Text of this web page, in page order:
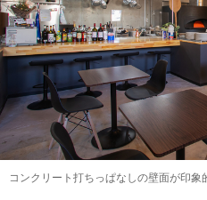
コンクリート打ちっぱなしの壁面が印象